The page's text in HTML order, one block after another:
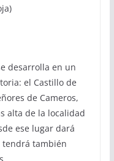
desarrolla en un
el Castillo de
de Cameros,
alta de la localidad
ese lugar dará
tendrá también